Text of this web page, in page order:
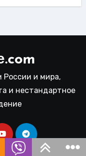
России и мира,
и нестандартное